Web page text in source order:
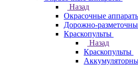
Назад
Окрасочные
Дорожно-
Краскопульты
Назад
Краскопульты